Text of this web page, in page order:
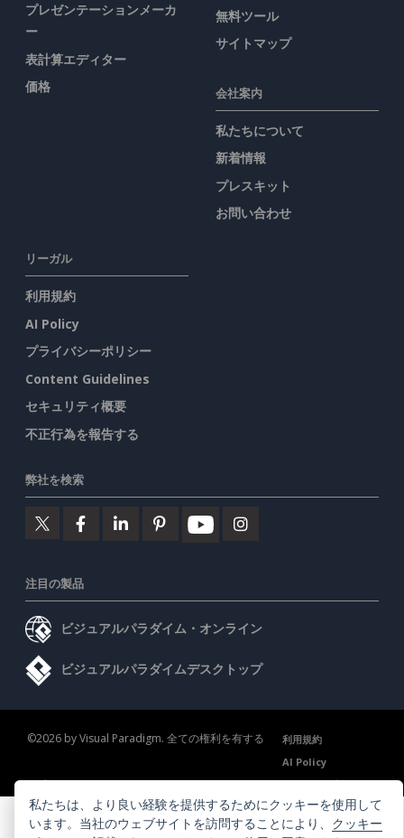
プレゼンテーションメーカ
ー
表計算エディター
価格
無料ツール
サイトマップ
会社案内
私たちについて
新着情報
プレスキット
お問い合わせ
リーガル
利用規約
AI Policy
プライバシーポリシー
Content Guidelines
セキュリティ概要
不正行為を報告する
弊社を検索
注目の製品
ビジュアルパラダイム・オンライン
ビジュアルパラダイムデスクトップ
©2026 by Visual Paradigm. 全ての権利を有する
利用規約
AI Policy
プライバシーポリシー
Content Guidelines セキュリティ概要
私たちは、より良い経験を提供するためにクッキーを使用して
います。当社のウェブサイトを訪問することにより、 クッキー